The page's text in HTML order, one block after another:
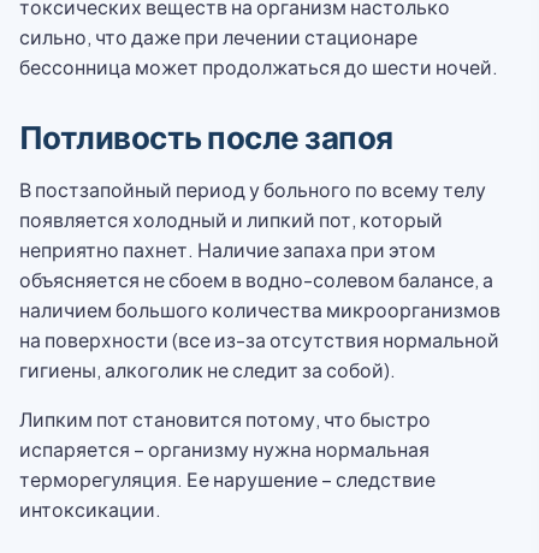
токсических веществ на организм настолько
сильно, что даже при лечении стационаре
бессонница может продолжаться до шести ночей.
Потливость после запоя
В постзапойный период у больного по всему телу
появляется холодный и липкий пот, который
неприятно пахнет. Наличие запаха при этом
объясняется не сбоем в водно-солевом балансе, а
наличием большого количества микроорганизмов
на поверхности (все из-за отсутствия нормальной
гигиены, алкоголик не следит за собой).
Липким пот становится потому, что быстро
испаряется – организму нужна нормальная
терморегуляция. Ее нарушение – следствие
интоксикации.